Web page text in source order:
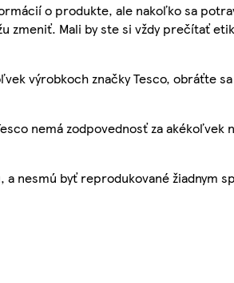
o produkte, ale nakoľko sa
zmeniť. Mali by ste si vždy prečítať
výrobkoch značky Tesco, obráťte
nemá zodpovednosť za
nesmú byť reprodukované žiadnym